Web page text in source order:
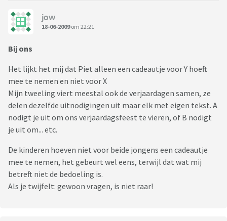
jow
18-06-2009om 22:21
Bij ons
Het lijkt het mij dat Piet alleen een cadeautje voor Y hoeft
mee te nemen en niet voor X
Mijn tweeling viert meestal ook de verjaardagen samen, ze
delen dezelfde uitnodigingen uit maar elk met eigen tekst. A
nodigt je uit om ons verjaardagsfeest te vieren, of B nodigt
je uit om... etc.
De kinderen hoeven niet voor beide jongens een cadeautje
mee te nemen, het gebeurt wel eens, terwijl dat wat mij
betreft niet de bedoeling is.
Als je twijfelt: gewoon vragen, is niet raar!